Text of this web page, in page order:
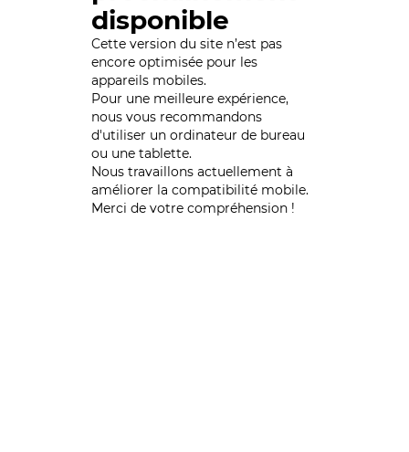
disponible
Cette version du site n’est pas
encore optimisée pour les
appareils mobiles.
Pour une meilleure expérience,
nous vous recommandons
d'utiliser un ordinateur de bureau
ou une tablette.
Nous travaillons actuellement à
améliorer la compatibilité mobile.
Merci de votre compréhension !